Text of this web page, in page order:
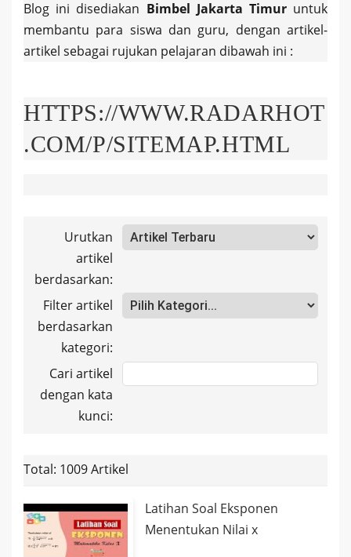
Blog ini disediakan Bimbel Jakarta Timuruntuk
membantu para siswa dan guru, dengan artikel-
artikel sebagai rujukan pelajaran dibawah ini :
HTTPS://WWW.RADARHOT
.COM/P/SITEMAP.HTML
Urutkan
artikel
berdasarkan:
Filter artikel
berdasarkan
kategori:
Cari artikel
dengan kata
kunci:
Total: 1009 Artikel
Latihan Soal Eksponen
Menentukan Nilai x